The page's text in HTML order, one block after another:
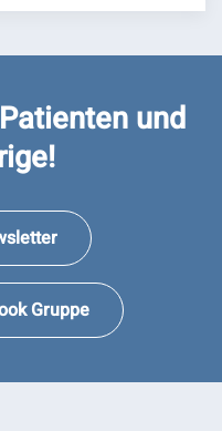
und
Gruppe